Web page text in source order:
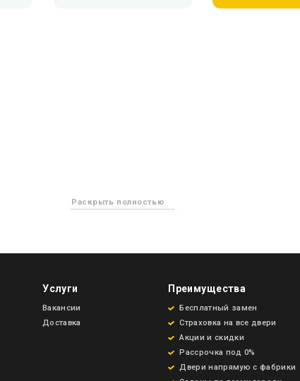
Раскрыть полностью
Услуги
Вакансии
Доставка
Преимущества
Бесплатный замен
Страховка на все двери
Акции и скидки
Рассрочка под 0%
Двери напрямую с фабрики